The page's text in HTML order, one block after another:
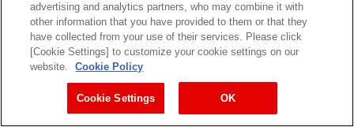
明治ベビー関連商品が、お得な価格で購入できるおすす
め通販サイト！
尋ねる
advertising and analytics partners, who may combine it with
other information that you have provided to them or that they
have collected from your use of their services. Please click
[Cookie Settings] to customize your cookie settings on our
website.
Cookie Policy
Cookie Settings OK